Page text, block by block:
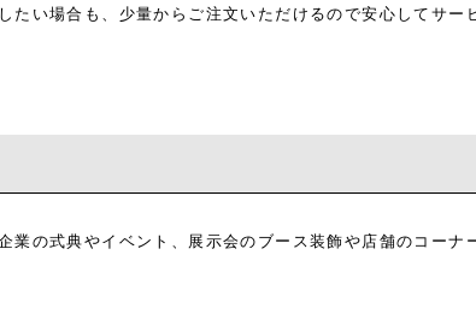
たい場合も、少量からご注文いただけるので安心してサー
業の式典やイベント、展示会のブース装飾や店舗のコーナ